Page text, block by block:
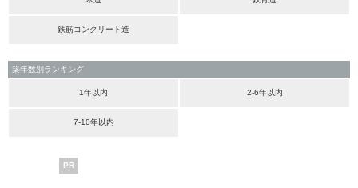
鉄筋コンクリート造
築年数別ランキング
1年以内 2-6年以内
7-10年以内
PR